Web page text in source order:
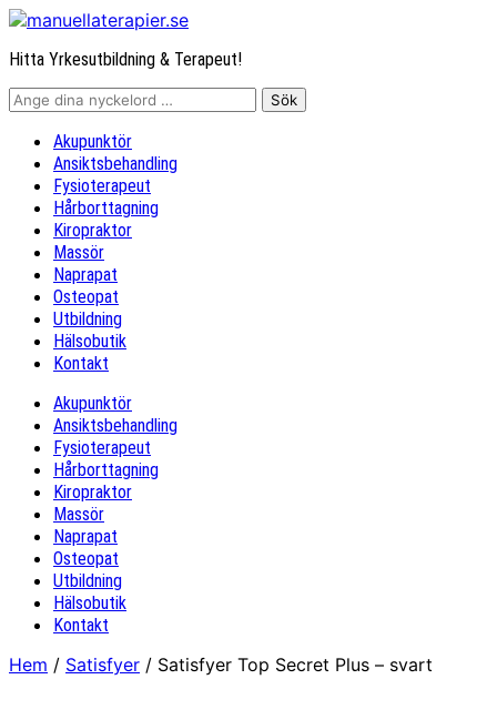
Hitta Yrkesutbildning & Terapeut!
Akupunktör
Ansiktsbehandling
Fysioterapeut
Hårborttagning
Kiropraktor
Massör
Naprapat
Osteopat
Utbildning
Hälsobutik
Kontakt
Akupunktör
Ansiktsbehandling
Fysioterapeut
Hårborttagning
Kiropraktor
Massör
Naprapat
Osteopat
Utbildning
Hälsobutik
Kontakt
Hem / Satisfyer / Satisfyer Top Secret Plus – svart